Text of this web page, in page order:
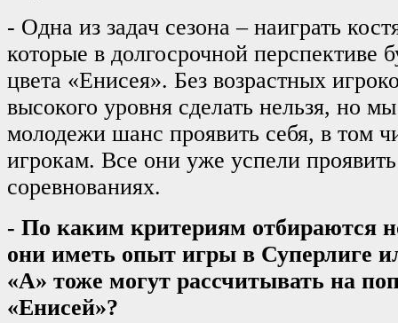
- Одна из задач сезона – наиграть
которые в долгосрочной перспективе
цвета «Енисея». Без возрастных
высокого уровня сделать нельзя, но
молодежи шанс проявить себя, в том
игрокам. Все они уже успели
соревнованиях.
- По каким критериям отбираются
они иметь опыт игры в Суперлиге
«А» тоже могут рассчитывать на
«Енисей»?